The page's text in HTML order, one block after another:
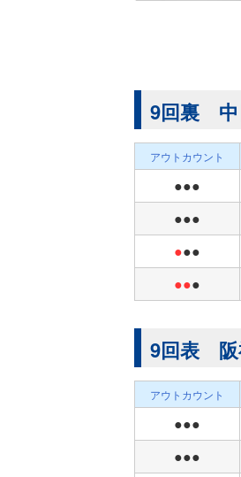
9回裏 中
アウトカウント
●●●
●●●
●●●
●●●
9回表 阪
アウトカウント
●●●
●●●